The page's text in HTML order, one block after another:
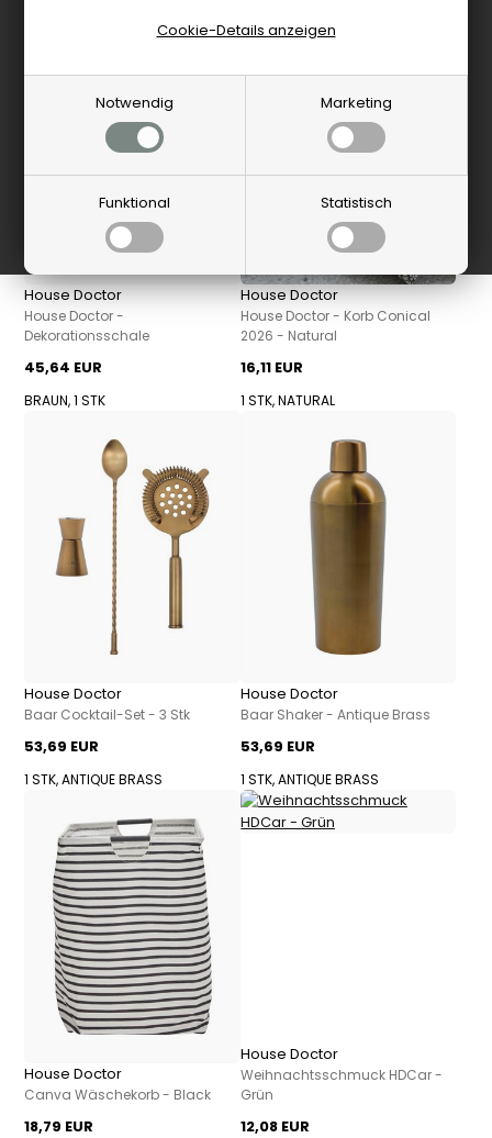
Notwendig Marketing
Funktional Statistisch
Cookie-Details anzeigen
House Doctor
House Doctor -
Dekorationsschale
45,64 EUR
BRAUN, 1 STK
Neu
House Doctor
House Doctor - Korb Conical
2026 - Natural
16,11 EUR
1 STK, NATURAL
House Doctor
Baar Cocktail-Set - 3 Stk
53,69 EUR
1 STK, ANTIQUE BRASS
House Doctor
Baar Shaker - Antique Brass
53,69 EUR
1 STK, ANTIQUE BRASS
House Doctor
Canva Wäschekorb - Black
18,79 EUR
House Doctor
Weihnachtsschmuck HDCar -
Grün
12,08 EUR